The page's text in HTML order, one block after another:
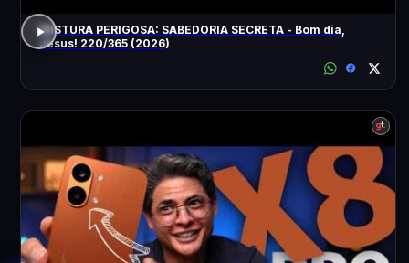
MISTURA PERIGOSA: SABEDORIA SECRETA - Bom dia,
Jesus! 220/365 (2026)